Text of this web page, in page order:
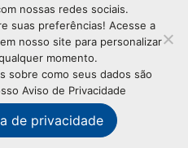
do Paraná - Todos os
nossas redes sociais.
suas preferências! Acesse a
nosso site para personalizar
momento.
sobre como seus dados são
Aviso de Privacidade
de privacidade